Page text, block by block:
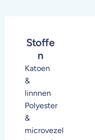
Stoffe
n
Katoen
&
linnnen
Polyester
&
microvezel